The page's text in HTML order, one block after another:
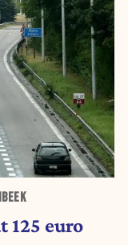
125 euro